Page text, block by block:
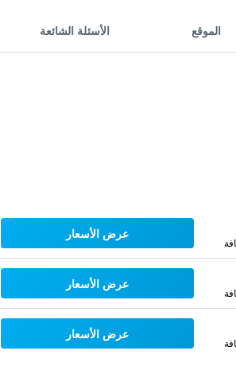
الموقع الأسئلة الشائعة
عرض الأسعار
عرض الأسعار
عرض الأسعار